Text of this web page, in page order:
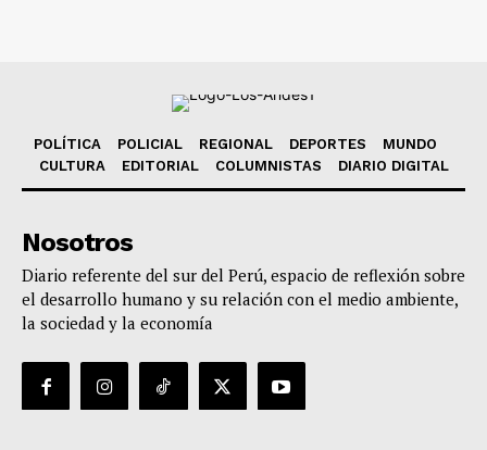
POLÍTICA POLICIAL REGIONAL DEPORTES
MUNDO
CULTURA
EDITORIAL COLUMNISTAS DIARIO DIGITAL
Nosotros
Diario referente del sur del Perú, espacio de reflexión sobre
el desarrollo humano y su relación con el medio ambiente,
la sociedad y la economía